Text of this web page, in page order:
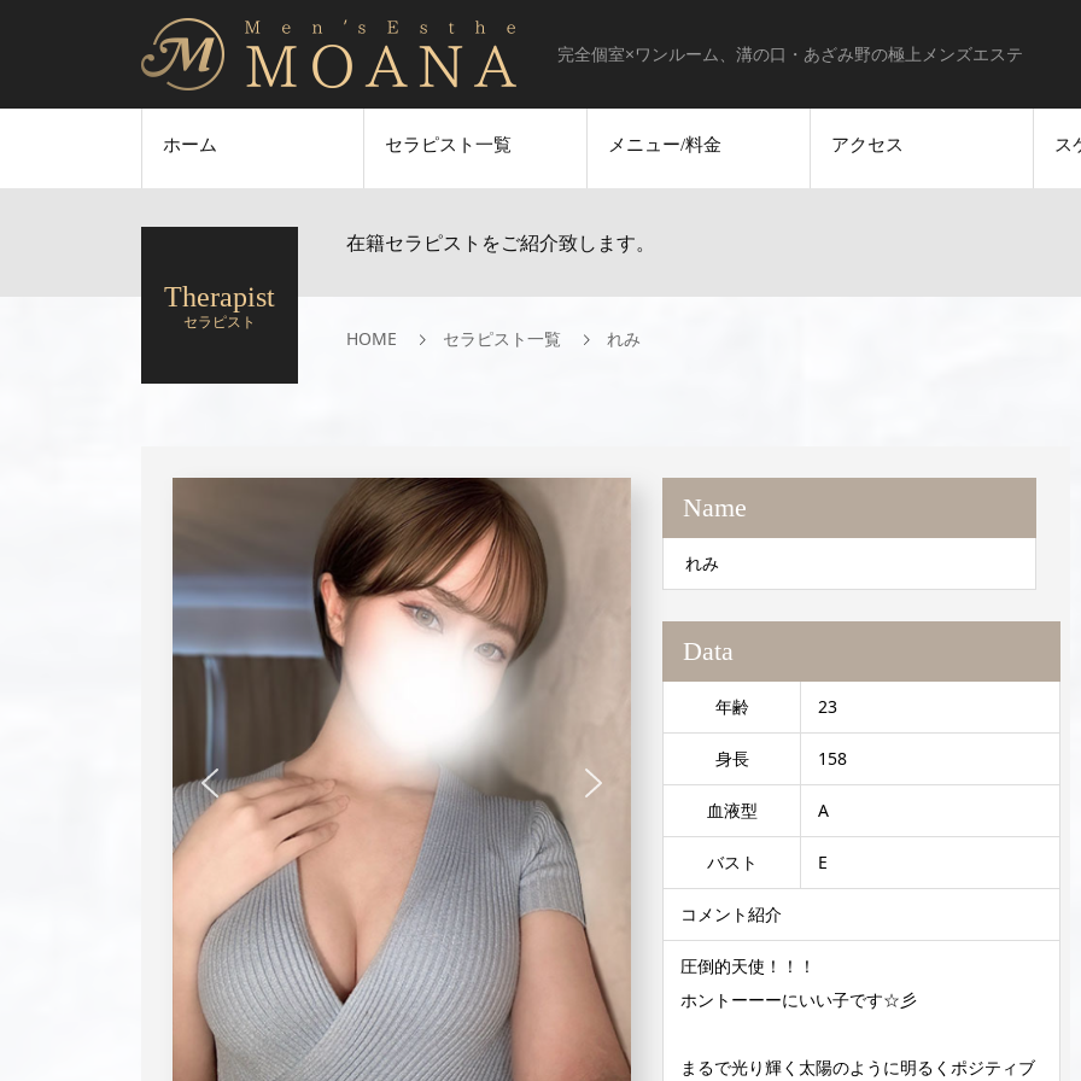
完全個室×ワンルーム、溝の口・あざみ野の極上メンズエステ
ホーム セラピスト一覧 メニュー/料金 アクセス ス
HOME セラピスト一覧 れみ
Therapist
セラピスト
在籍セラピストをご紹介致します。
HOME セラピスト一覧 れみ
Name
れみ
Data
年齢 23
身長 158
血液型 A
バスト E
コメント紹介
圧倒的天使！！！
ホントーーーにいい子です☆彡
まるで光り輝く太陽のように明るくポジティブ